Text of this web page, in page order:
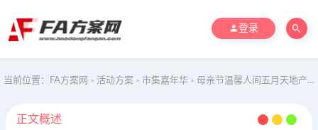
登录
当前位置： FA方案网 > 活动方案 > 市集嘉年华 > 母亲节温馨人间五月天地产嘉年华活动策划方案
正文概述